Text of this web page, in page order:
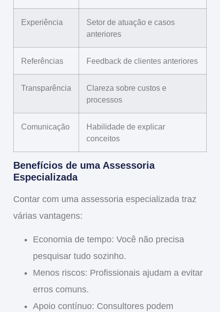
Experiência
Setor de atuação e casos
anteriores
Referências Feedback de clientes anteriores
Transparência
Clareza sobre custos e
processos
Comunicação
Habilidade de explicar
conceitos
Benefícios de uma Assessoria
Especializada
Contar com uma assessoria especializada traz
várias vantagens:
Economia de tempo: Você não precisa
pesquisar tudo sozinho.
Menos riscos: Profissionais ajudam a evitar
erros comuns.
Apoio contínuo: Consultores podem